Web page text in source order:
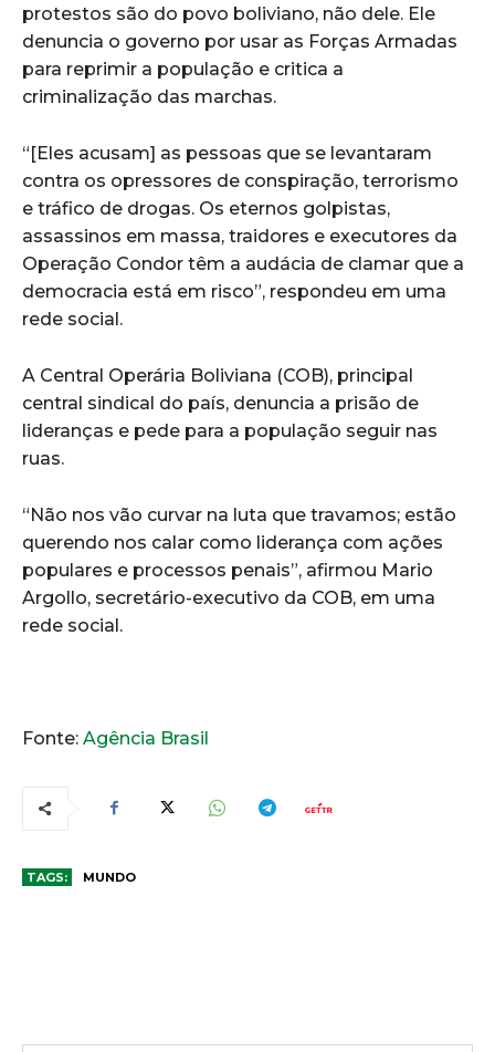
protestos são do povo boliviano, não dele. Ele
denuncia o governo por usar as Forças Armadas
para reprimir a população e critica a
criminalização das marchas.
“[Eles acusam] as pessoas que se levantaram
contra os opressores de conspiração, terrorismo
e tráfico de drogas. Os eternos golpistas,
assassinos em massa, traidores e executores da
Operação Condor têm a audácia de clamar que a
democracia está em risco”, respondeu em uma
rede social.
A Central Operária Boliviana (COB), principal
central sindical do país, denuncia a prisão de
lideranças e pede para a população seguir nas
ruas.
“Não nos vão curvar na luta que travamos; estão
querendo nos calar como liderança com ações
populares e processos penais”, afirmou Mario
Argollo, secretário-executivo da COB, em uma
rede social.
Fonte: Agência Brasil
TAGS: MUNDO